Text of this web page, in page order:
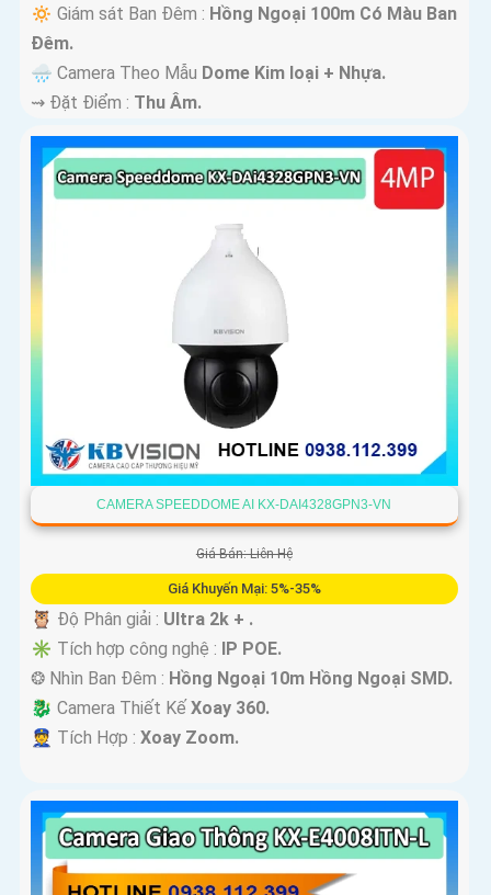
🔅 Giám sát Ban Đêm : Hồng Ngoại 100m Có Màu Ban
Ðêm.
🌧️ Camera Theo Mẫu Dome Kim loại + Nhựa.
️⇝ Đặt Điểm : Thu Âm.
CAMERA SPEEDDOME AI KX-DAI4328GPN3-VN
Giá Bán: Liên Hệ
Giá Khuyến Mại: 5%-35%
🦉 Độ Phân giải : Ultra 2k + .
✳️ Tích hợp công nghệ : IP POE.
❂ Nhìn Ban Đêm : Hồng Ngoại 10m Hồng Ngoại SMD.
🐉️ Camera Thiết Kế Xoay 360.
️👮 Tích Hợp : Xoay Zoom.